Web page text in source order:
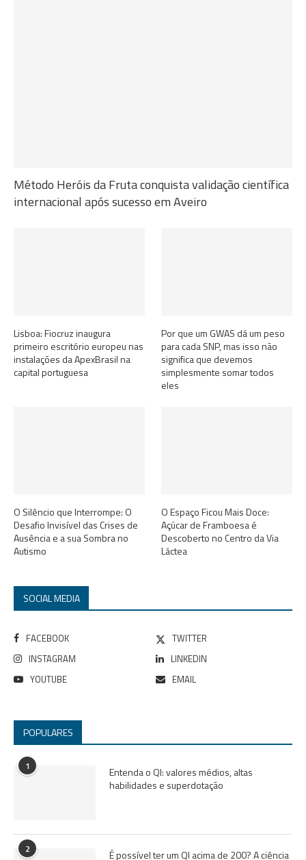
Método Heróis da Fruta conquista validação científica
internacional após sucesso em Aveiro
Lisboa: Fiocruz inaugura
primeiro escritório europeu nas
instalações da ApexBrasil na
capital portuguesa
Por que um GWAS dá um peso
para cada SNP, mas isso não
significa que devemos
simplesmente somar todos
eles
O Silêncio que Interrompe: O
Desafio Invisível das Crises de
Ausência e a sua Sombra no
Autismo
O Espaço Ficou Mais Doce:
Açúcar de Framboesa é
Descoberto no Centro da Via
Láctea
SOCIAL MEDIA
FACEBOOK
TWITTER
INSTAGRAM
LINKEDIN
YOUTUBE
EMAIL
POPULARES
1
Entenda o QI: valores médios, altas
habilidades e superdotação
2
É possível ter um QI acima de 200? A ciência